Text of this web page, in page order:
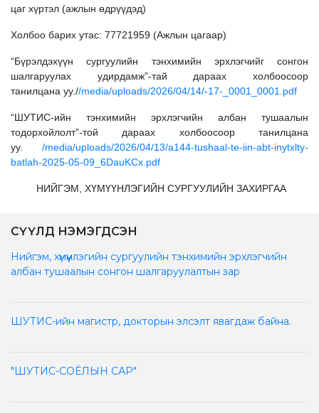
цаг хүртэл (ажлын өдрүүдэд)
Холбоо барих утас: 77721959 (Ажлын цагаар)
“Бүрэлдэхүүн сургуулийн тэнхимийн эрхлэгчийг сонгон
шалгаруулах удирдамж”-тай дараах холбоосоор
танилцана уу.//media/uploads/2026/04/14/-17-_0001_0001.pdf
“ШУТИС-ийн тэнхимийн эрхлэгчийн албан тушаалын
тодорхойлолт”-той дараах холбоосоор танилцана
уу.
/media/uploads/2026/04/13/a144-tushaal-te-iin-abt-inytxlty-
batlah-2025-05-09_6DauKCx.pdf
НИЙГЭМ, ХҮМҮҮНЛЭГИЙН СУРГУУЛИЙН ЗАХИРГАА
СҮҮЛД НЭМЭГДСЭН
Нийгэм, хүмүүнлэгийн сургуулийн тэнхимийн эрхлэгчийн
албан тушаалын сонгон шалгаруулалтын зар
ШУТИС-ийн магистр, докторын элсэлт явагдаж байна.
"ШУТИС-СОЁЛЫН САР"